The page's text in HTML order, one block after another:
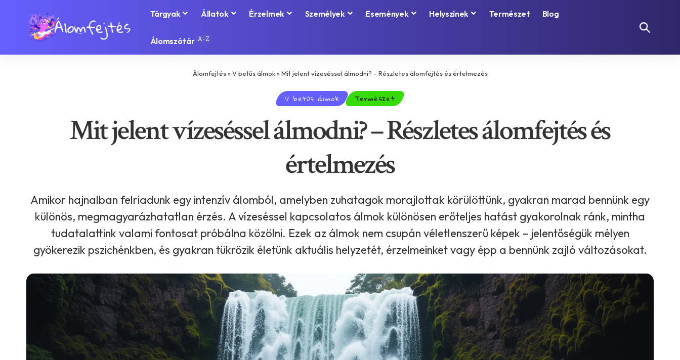
Tárgyak Állatok Érzelmek Személyek Események Helyszínek Természet Blog
Álomszótár A-Z
Álomfejtés»V betűs álmok»Mit jelent vízeséssel álmodni? – Részletes álomfejtés és értelmezés
V betűs álmok Természet
Mit jelent vízeséssel álmodni? – Részletes álomfejtés és
értelmezés
Amikor hajnalban felriadunk egy intenzív álomból, amelyben zuhatagok morajlottak körülöttünk, gyakran marad bennünk egy
különös, megmagyarázhatatlan érzés. A vízeséssel kapcsolatos álmok különösen erőteljes hatást gyakorolnak ránk, mintha
tudatalattink valami fontosat próbálna közölni. Ezek az álmok nem csupán véletlenszerű képek – jelentőségük mélyen
gyökerezik pszichénkben, és gyakran tükrözik életünk aktuális helyzetét, érzelmeinket vagy épp a bennünk zajló változásokat.